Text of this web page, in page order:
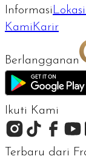
Informasi
Kami Karir
Berlangganan
Ikuti Kami
Terbaru dari